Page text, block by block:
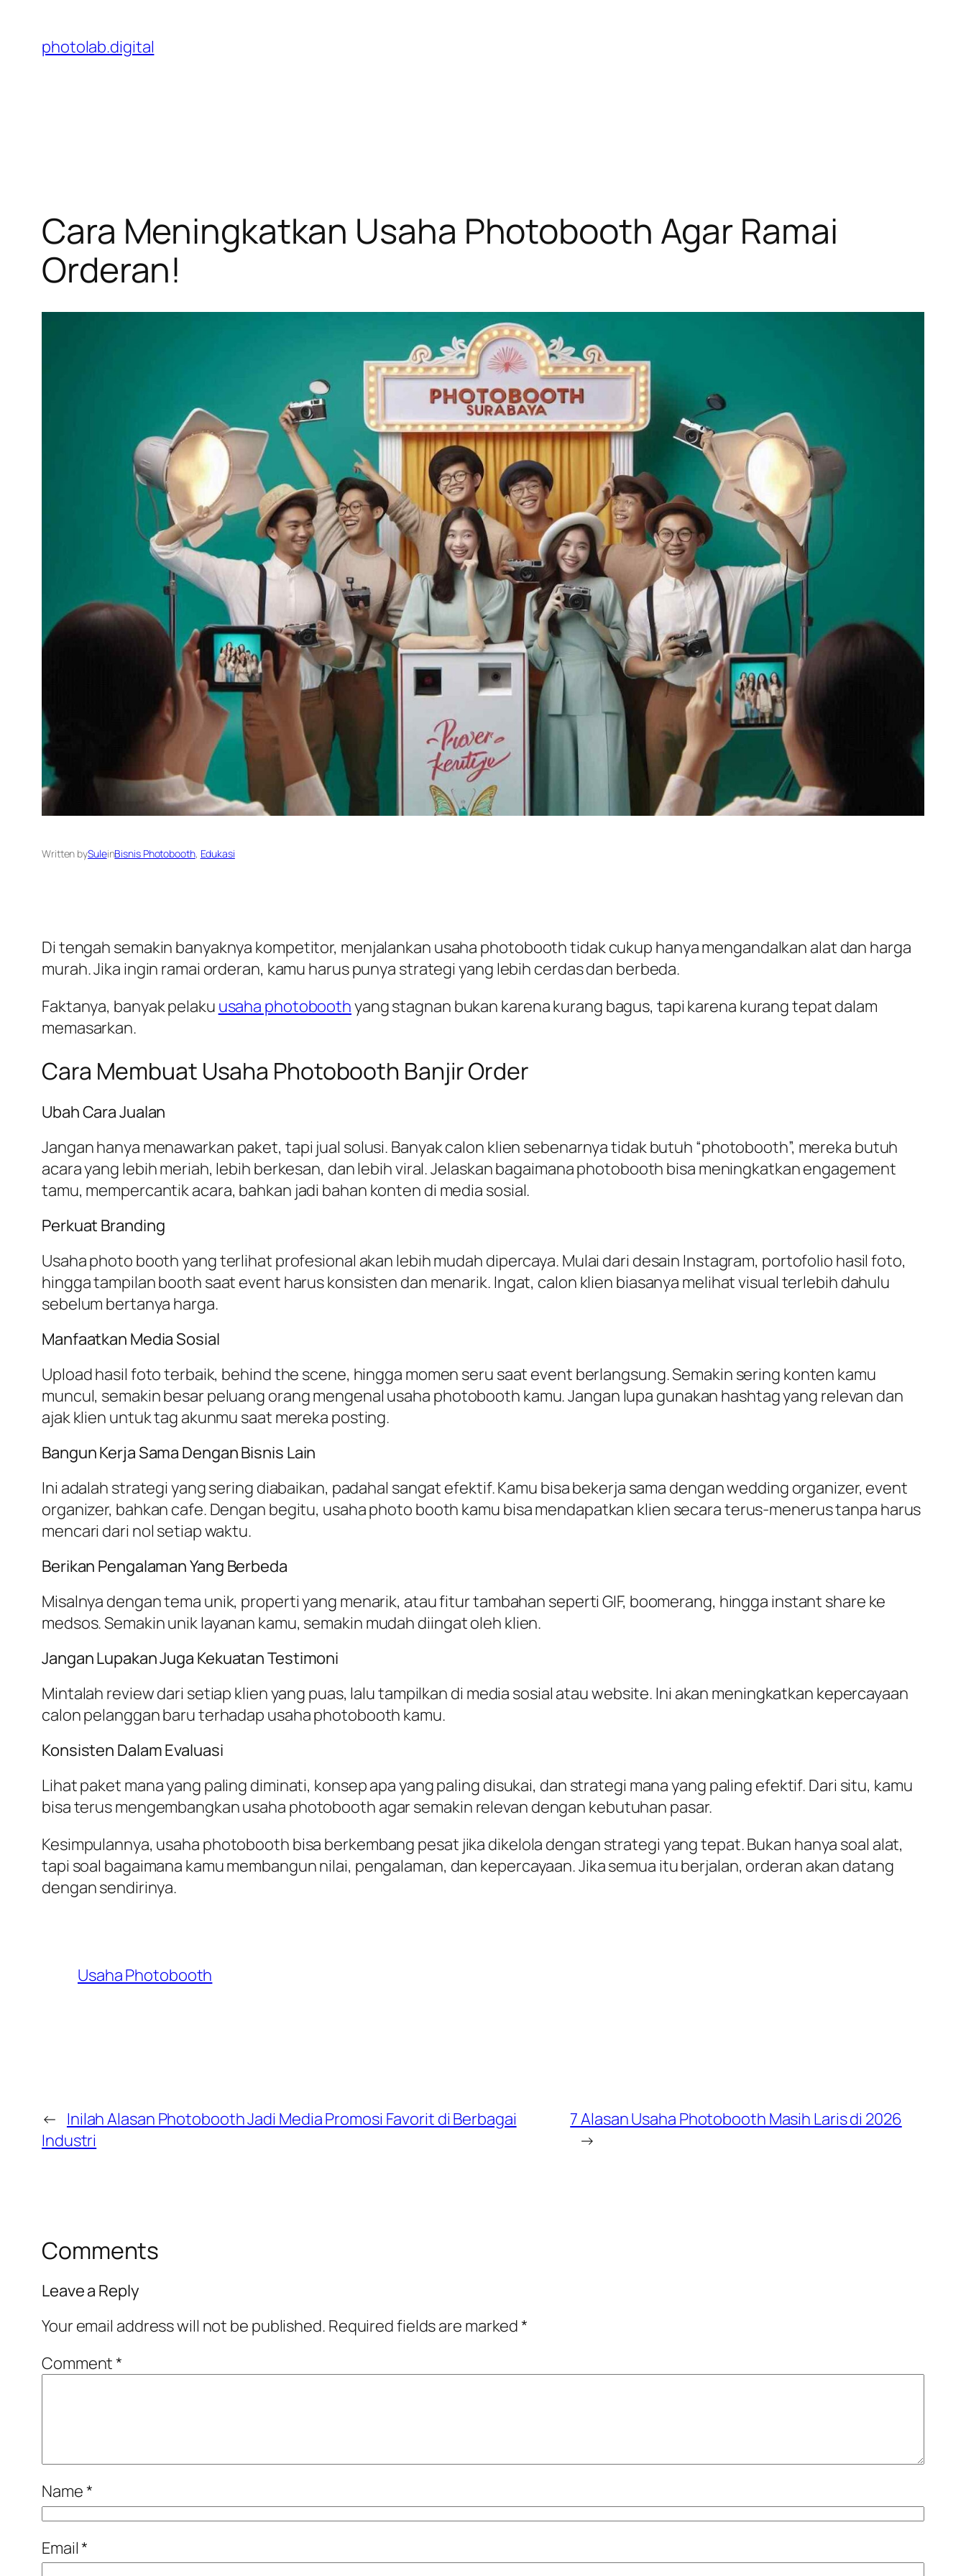
content
photolab.digital
Cara Meningkatkan Usaha Photobooth Agar Ramai
Orderan!
Written bySuleinBisnis Photobooth, Edukasi
Di tengah semakin banyaknya kompetitor, menjalankan usaha photobooth tidak cukup hanya mengandalkan alat dan harga
murah. Jika ingin ramai orderan, kamu harus punya strategi yang lebih cerdas dan berbeda.
Faktanya, banyak pelaku usaha photoboothyang stagnan bukan karena kurang bagus, tapi karena kurang tepat dalam
memasarkan.
Cara Membuat Usaha Photobooth Banjir Order
Ubah Cara Jualan
Jangan hanya menawarkan paket, tapi jual solusi. Banyak calon klien sebenarnya tidak butuh “photobooth”, mereka butuh
acara yang lebih meriah, lebih berkesan, dan lebih viral. Jelaskan bagaimana photobooth bisa meningkatkan engagement
tamu, mempercantik acara, bahkan jadi bahan konten di media sosial.
Perkuat Branding
Usaha photo booth yang terlihat profesional akan lebih mudah dipercaya. Mulai dari desain Instagram, portofolio hasil foto,
hingga tampilan booth saat event harus konsisten dan menarik. Ingat, calon klien biasanya melihat visual terlebih dahulu
sebelum bertanya harga.
Manfaatkan Media Sosial
Upload hasil foto terbaik, behind the scene, hingga momen seru saat event berlangsung. Semakin sering konten kamu
muncul, semakin besar peluang orang mengenal usaha photobooth kamu. Jangan lupa gunakan hashtag yang relevan dan
ajak klien untuk tag akunmu saat mereka posting.
Bangun Kerja Sama Dengan Bisnis Lain
Ini adalah strategi yang sering diabaikan, padahal sangat efektif. Kamu bisa bekerja sama dengan wedding organizer, event
organizer, bahkan cafe. Dengan begitu, usaha photo booth kamu bisa mendapatkan klien secara terus-menerus tanpa harus
mencari dari nol setiap waktu.
Berikan Pengalaman Yang Berbeda
Misalnya dengan tema unik, properti yang menarik, atau fitur tambahan seperti GIF, boomerang, hingga instant share ke
medsos. Semakin unik layanan kamu, semakin mudah diingat oleh klien.
Jangan Lupakan Juga Kekuatan Testimoni
Mintalah review dari setiap klien yang puas, lalu tampilkan di media sosial atau website. Ini akan meningkatkan kepercayaan
calon pelanggan baru terhadap usaha photobooth kamu.
Konsisten Dalam Evaluasi
Lihat paket mana yang paling diminati, konsep apa yang paling disukai, dan strategi mana yang paling efektif. Dari situ, kamu
bisa terus mengembangkan usaha photobooth agar semakin relevan dengan kebutuhan pasar.
Kesimpulannya, usaha photobooth bisa berkembang pesat jika dikelola dengan strategi yang tepat. Bukan hanya soal alat,
tapi soal bagaimana kamu membangun nilai, pengalaman, dan kepercayaan. Jika semua itu berjalan, orderan akan datang
dengan sendirinya.
Usaha Photobooth
← Inilah Alasan Photobooth Jadi Media Promosi Favorit di Berbagai
Industri
7 Alasan Usaha Photobooth Masih Laris di 2026
→
Comments
Leave a Reply
Your email address will not be published. Required fields are marked*
Comment*
Name*
Email*